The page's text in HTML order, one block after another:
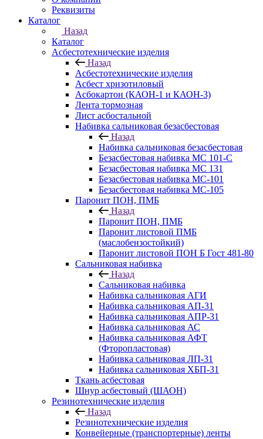
Реквизиты
Каталог
Назад
Каталог
Асбестотехнические изделия
Назад
Асбестотехнические изделия
Асбест хризотиловый
Асбокартон (КАОН-1 и КАОН-3)
Лента тормозная
Лист асбостальной
Набивка сальниковая безасбестовая
Назад
Набивка сальниковая безасбестовая
Безасбестовая набивка МС 101-С
Безасбестовая набивка МС 131
Безасбестовая набивка МС-101
Безасбестовая набивка МС-105
Паронит ПОН, ПМБ
Назад
Паронит ПОН, ПМБ
Паронит листовой ПМБ
(маслобензостойкий)
Паронит листовой ПОН Б Гост 481-80
Сальниковая набивка
Назад
Сальниковая набивка
Набивка сальниковая АГИ
Набивка сальниковая АП-31
Набивка сальниковая АПР-31
Набивка сальниковая АС
Набивка сальниковая АФТ
(Фторопластовая)
Набивка сальниковая ЛП-31
Набивка сальниковая ХБП-31
Ткань асбестовая
Шнур асбестовый (ШАОН)
Резинотехнические изделия
Назад
Резинотехнические изделия
Конвейерные (транспортерные) ленты